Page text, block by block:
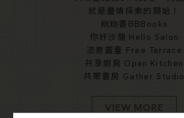
就是盡情探索的開始！
粅粅書BBBooks
你好沙龍 Hello Salon
恣意露臺 Free Terrace
共享廚房 Open Kitchen
共聚書房 Gather Studio
VIEW MORE